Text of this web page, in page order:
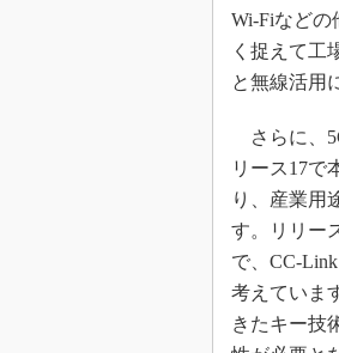
Wi-Fiなどの
く捉えて工
と無線活用
さらに、
リース17で
り、産業用
す。リリー
で、CC-
考えていま
きたキー技